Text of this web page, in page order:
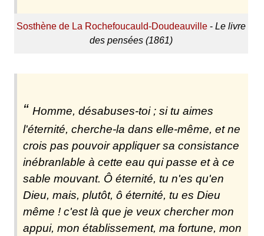
Sosthène de La Rochefoucauld-Doudeauville- Le livre
des pensées (1861)
Homme, désabuses-toi ; si tu aimes
l'éternité, cherche-la dans elle-même, et ne
crois pas pouvoir appliquer sa consistance
inébranlable à cette eau qui passe et à ce
sable mouvant. Ô éternité, tu n'es qu'en
Dieu, mais, plutôt, ô éternité, tu es Dieu
même ! c'est là que je veux chercher mon
appui, mon établissement, ma fortune, mon